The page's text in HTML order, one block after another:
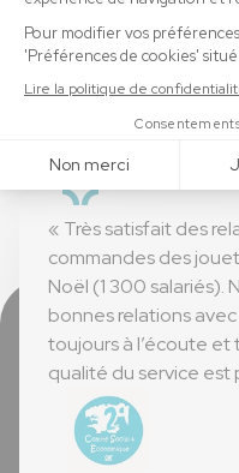
Ils
« Très satisfait des
commandes des
Noël (1 300 salariés).
bonnes relations
toujours à l’écoute et
qualité du service est
pour la préparation
aussi dans le suivi et